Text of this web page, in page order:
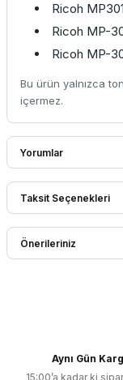
Ricoh
Ricoh MP-
Ricoh MP-
Bu ürün yalnızca
içermez.
Yorumlar
Bu
Taksit Seçenekleri
Önerileriniz
Aynı Gün
15:00’a kadar ki